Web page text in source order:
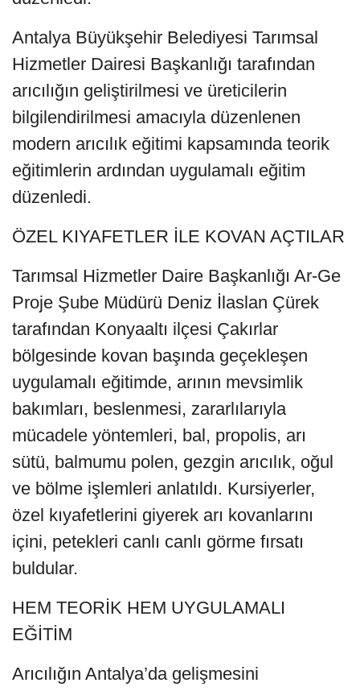
Antalya Büyükşehir Belediyesi Tarımsal
Hizmetler Dairesi Başkanlığı tarafından
arıcılığın geliştirilmesi ve üreticilerin
bilgilendirilmesi amacıyla düzenlenen
modern arıcılık eğitimi kapsamında teorik
eğitimlerin ardından uygulamalı eğitim
düzenledi.
ÖZEL KIYAFETLER İLE KOVAN AÇTILAR
Tarımsal Hizmetler Daire Başkanlığı Ar-Ge
Proje Şube Müdürü Deniz İlaslan Çürek
tarafından Konyaaltı ilçesi Çakırlar
bölgesinde kovan başında geçekleşen
uygulamalı eğitimde, arının mevsimlik
bakımları, beslenmesi, zararlılarıyla
mücadele yöntemleri, bal, propolis, arı
sütü, balmumu polen, gezgin arıcılık, oğul
ve bölme işlemleri anlatıldı. Kursiyerler,
özel kıyafetlerini giyerek arı kovanlarını
içini, petekleri canlı canlı görme fırsatı
buldular.
HEM TEORİK HEM UYGULAMALI
EĞİTİM
Arıcılığın Antalya’da gelişmesini